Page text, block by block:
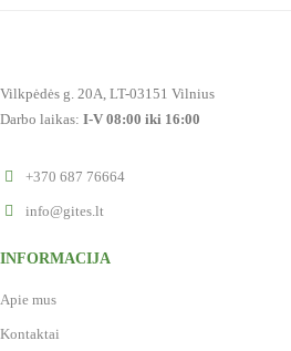
Vilkpėdės g. 20A, LT-03151 Vilnius
Darbo laikas: I-V 08:00 iki 16:00
+370 687 76664
info@gites.lt
INFORMACIJA
Apie mus
Kontaktai